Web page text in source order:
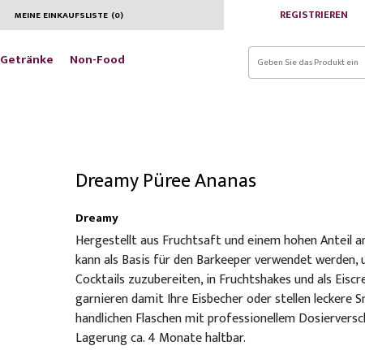
MEINE EINKAUFSLISTE (0) REGISTRIEREN
Getränke
Non-Food
Dreamy Püree Ananas
Dreamy
Hergestellt aus Fruchtsaft und einem hohen Anteil
kann als Basis für den Barkeeper verwendet
Cocktails zuzubereiten, in Fruchtshakes und als
garnieren damit Ihre Eisbecher oder stellen leckere
handlichen Flaschen mit professionellem
Lagerung ca. 4 Monate haltbar.